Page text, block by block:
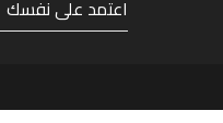
اعتمد على نفسك